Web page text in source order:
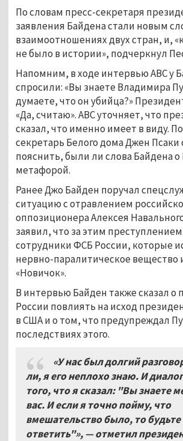
По словам пресс-секретаря
заявления Байдена стали новым
взаимоотношениях двух стран, и,
не было в истории», подчеркнул
Напомним, в ходе интервью АВС у
спросили: «Вы знаете Владимира
думаете, что он убийца?»
«Да, считаю». ABC уточняет, что
сказал, что именно имеет в виду.
секретарь Белого дома Джен Псаки
пояснить, были ли слова Байдена о
метафорой.
Ранее Джо Байден поручал
ситуацию с отравлением
оппозиционера Алексея
заявил, что за этим
сотрудники ФСБ России, которые
нервно-паралитическое вещество
«Новичок».
В интервью Байден также сказал о
России повлиять на исход
в США и о том, что предупреждал
последствиях этого.
«У нас был долгий
ли, я его неплохо знаю. И
того, что я сказал: "Вы знаете
вас. И если я точно пойму, что
вмешательство было, то
ответить"», — отметил